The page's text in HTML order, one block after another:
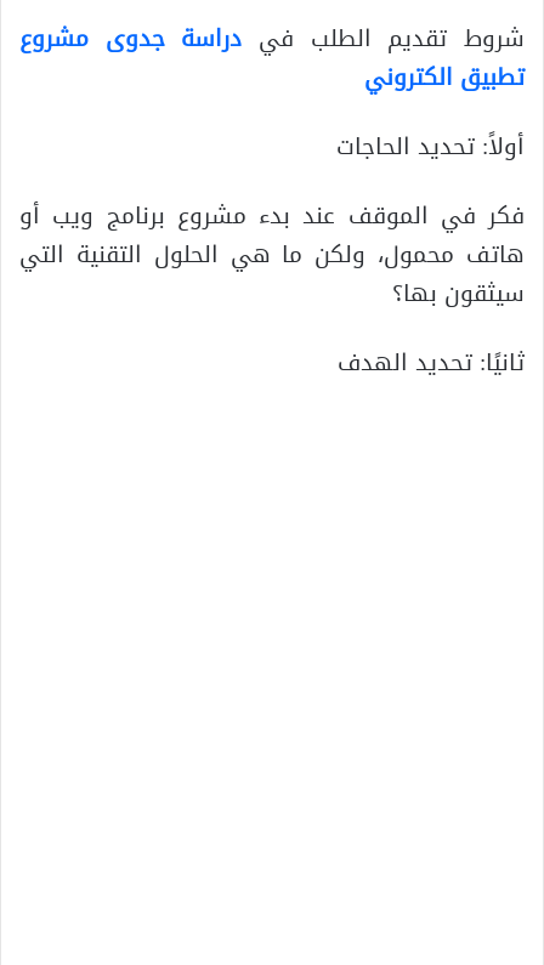
شروط تقديم الطلب في دراسة جدوى مشروع
تطبيق الكتروني
أولاً: تحديد الحاجات
فكر في الموقف عند بدء مشروع برنامج ويب أو
هاتف محمول، ولكن ما هي الحلول التقنية التي
سيثقون بها؟
ثانيًا: تحديد الهدف